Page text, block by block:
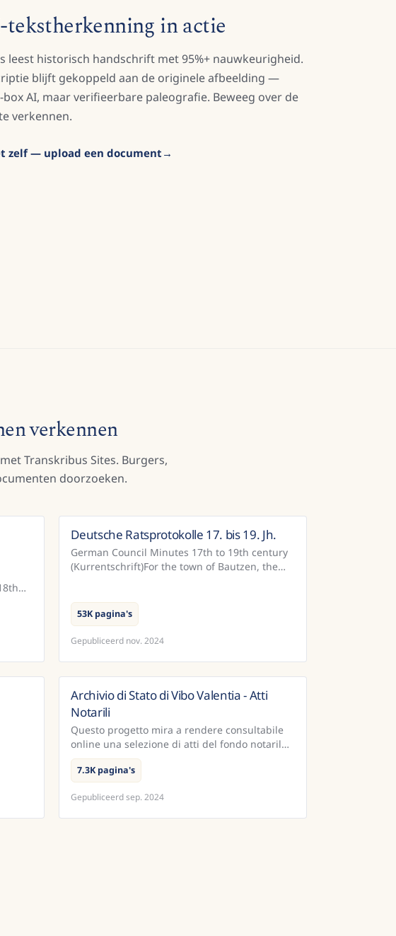
in actie
leest historisch handschrift met 95%+ nauwkeurigheid.
blijft gekoppeld aan de originele afbeelding —
AI, maar verifieerbare paleografie. Beweeg over de
verkennen
Transkribus Sites. Burgers,
Duitsland
Deutsche Ratsprotokolle 17. bis 19. Jh.
municipal archives have a relatively complete
record of the official...
53K pagina's
Archivio di Stato di Vibo Valentia - Atti
Notarili
Questo progetto mira a rendere consultabile
online una selezione di atti del fondo notarile
dell'Archivio di Stato di Vibo Valentia. Sono
state rese disponib...
7.3K pagina's